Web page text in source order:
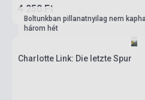
4 250 Ft
Boltunkban pillanatnyilag nem
három hét
Charlotte Link: Die letzte Spur